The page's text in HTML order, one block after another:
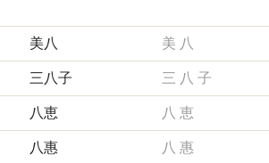
美八 美 八
三八子 三 八 子
八恵 八 恵
八惠 八 惠